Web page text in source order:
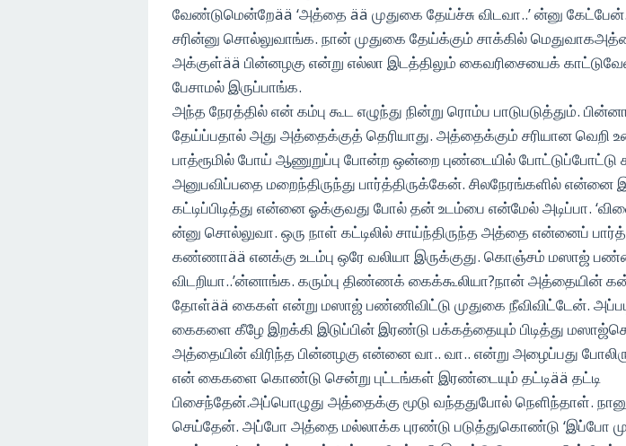
வேண்டுமென்றேää ‘அத்தை ää முதுகை தேய்ச்சு விடவா..’ ன்னு
சரின்னு சொல்லுவாங்க. நான் முதுகை தேய்க்கும் சாக்கில்
அக்குள்ää பின்னழகு என்று எல்லா இடத்திலும் கைவரிசையைக்
பேசாமல் இருப்பாங்க.
அந்த நேரத்தில் என் கம்பு கூட எழுந்து நின்று ரொம்ப பாடுபடுத்தும்.
தேய்ப்பதால் அது அத்தைக்குத் தெரியாது. அத்தைக்கும் சரியான வெறி
பாத்ரூமில் போய் ஆணுறுப்பு போன்ற ஒன்றை புண்டையில் போட்டுப்போட்டு
அனுபவிப்பதை மறைந்திருந்து பார்த்திருக்கேன். சிலநேரங்களில் என்னை
கட்டிப்பிடித்து என்னை ஓக்குவது போல் தன் உடம்பை என்மேல் அடிப்பா.
ன்னு சொல்லுவா. ஒரு நாள் கட்டிலில் சாய்ந்திருந்த அத்தை என்னைப்
கண்ணாää எனக்கு உடம்பு ஒரே வலியா இருக்குது. கொஞ்சம் மஸாஜ்
விடறியா..’ன்னாங்க. கரும்பு திண்ணக் கைக்கூலியா?நான் அத்தையின்
தோள்ää கைகள் என்று மஸாஜ் பண்ணிவிட்டு முதுகை நீவிவிட்டேன்.
கைகளை கீழே இறக்கி இடுப்பின் இரண்டு பக்கத்தையும் பிடித்து
அத்தையின் விரிந்த பின்னழகு என்னை வா.. வா.. என்று அழைப்பது
என் கைகளை கொண்டு சென்று புட்டங்கள் இரண்டையும் தட்டிää தட்டி
பிசைந்தேன்.அப்பொழுது அத்தைக்கு மூடு வந்ததுபோல் நெளிந்தாள்.
செய்தேன். அப்போ அத்தை மல்லாக்க புரண்டு படுத்துகொண்டு ‘இப்போ